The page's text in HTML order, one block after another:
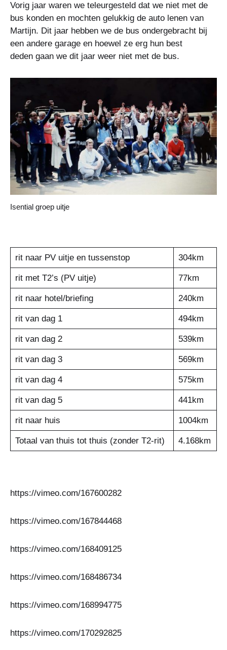
Vorig jaar waren we teleurgesteld dat we niet met de
bus konden en mochten gelukkig de auto lenen van
Martijn. Dit jaar hebben we de bus ondergebracht bij
een andere garage en hoewel ze erg hun best
deden gaan we dit jaar weer niet met de bus.
Isential groep uitje
rit naar PV uitje en tussenstop 304km
rit met T2’s (PV uitje) 77km
rit naar hotel/briefing 240km
rit van dag 1 494km
rit van dag 2 539km
rit van dag 3 569km
rit van dag 4 575km
rit van dag 5 441km
rit naar huis 1004km
Totaal van thuis tot thuis (zonder T2-rit) 4.168km
https://vimeo.com/167600282
https://vimeo.com/167844468
https://vimeo.com/168409125
https://vimeo.com/168486734
https://vimeo.com/168994775
https://vimeo.com/170292825